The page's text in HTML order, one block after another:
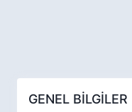
GENEL BİLGİLER